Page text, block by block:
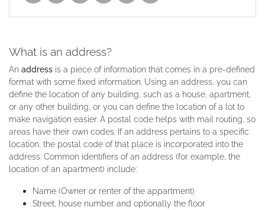
What is an address?
An address is a piece of information that comes in a pre-defined
format with some fixed information. Using an address, you can
define the location of any building, such as a house, apartment,
or any other building, or you can define the location of a lot to
make navigation easier. A postal code helps with mail routing, so
areas have their own codes. If an address pertains to a specific
location, the postal code of that place is incorporated into the
address. Common identifiers of an address (for example, the
location of an apartment) include:
Name (Owner or renter of the appartment)
Street, house number and optionally the floor